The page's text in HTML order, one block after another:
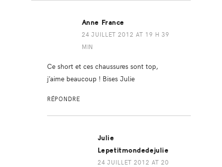
Anne France
24 JUILLET 2012 AT 19 H 39
MIN
Ce short et ces chaussures sont top,
j’aime beaucoup ! Bises Julie
RÉPONDRE
Julie
Lepetitmondedejulie
24 JUILLET 2012 AT 20